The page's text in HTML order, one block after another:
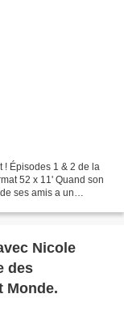
! Épisodes 1 & 2 de la
52 x 11' Quand son
ses amis a un
Nicole
des
Monde.